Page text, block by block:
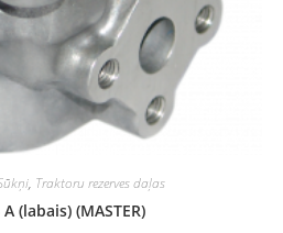
, Traktoru rezerves daļas
(labais) (MASTER)